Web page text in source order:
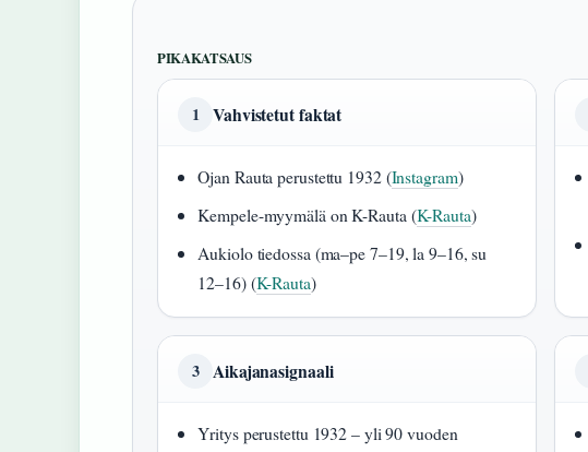
PIKAKATSAUS
1 Vahvistetut faktat
Ojan Rauta perustettu 1932 (Instagram)
Kempele-myymälä on K-Rauta (K-Rauta)
Aukiolo tiedossa (ma–pe 7–19, la 9–16, su
12–16) (K-Rauta)
3 Aikajanasignaali
Yritys perustettu 1932 – yli 90 vuoden